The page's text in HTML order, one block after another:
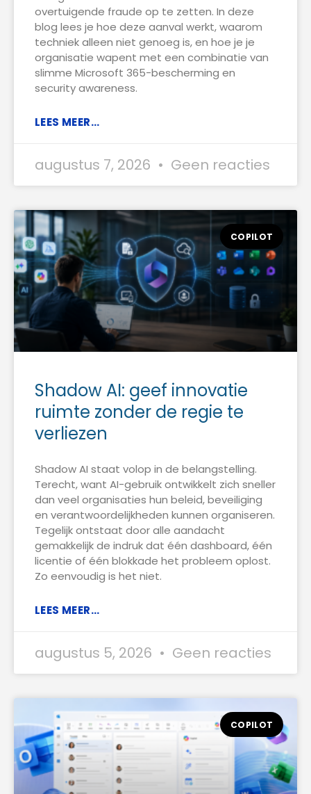
overtuigende fraude op te zetten. In deze
blog lees je hoe deze aanval werkt, waarom
techniek alleen niet genoeg is, en hoe je je
organisatie wapent met een combinatie van
slimme Microsoft 365-bescherming en
security awareness.
LEES MEER...
augustus 7, 2026 Geen reacties
COPILOT
Shadow AI: geef innovatie
ruimte zonder de regie te
verliezen
Shadow AI staat volop in de belangstelling.
Terecht, want AI-gebruik ontwikkelt zich sneller
dan veel organisaties hun beleid, beveiliging
en verantwoordelijkheden kunnen organiseren.
Tegelijk ontstaat door alle aandacht
gemakkelijk de indruk dat één dashboard, één
licentie of één blokkade het probleem oplost.
Zo eenvoudig is het niet.
LEES MEER...
augustus 5, 2026 Geen reacties
COPILOT